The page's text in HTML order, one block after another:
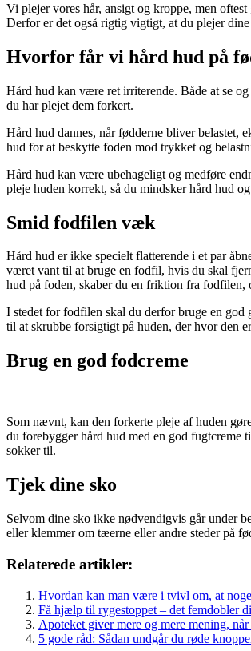
Vi plejer vores hår, ansigt og kroppe, men
Derfor er det også rigtig vigtigt, at du plejer
Hvorfor får vi hård hud på
Hård hud kan være ret irriterende. Både at se
du har plejet dem forkert.
Hård hud dannes, når fødderne bliver belastet,
hud for at beskytte foden mod trykket og
Hård hud kan være ubehageligt og medføre
pleje huden korrekt, så du mindsker hård hud
Smid fodfilen væk
Hård hud er ikke specielt flatterende i et par
været vant til at bruge en fodfil, hvis du skal
hud på foden, skaber du en friktion fra fodfilen,
I stedet for fodfilen skal du derfor bruge en god
til at skrubbe forsigtigt på huden, der hvor den
Brug en god fodcreme
Som nævnt, kan den forkerte pleje af huden
du forebygger hård hud med en god fugtcreme
sokker til.
Tjek dine sko
Selvom dine sko ikke nødvendigvis går under
eller klemmer om tæerne eller andre steder på
Relaterede artikler:
Hvordan kan man være i tvivl om, at
Få hjælp til rygestoppet – det femdobler
Apoteket giver mere og mere mening,
5 gode råd: Sådan undgår du røde